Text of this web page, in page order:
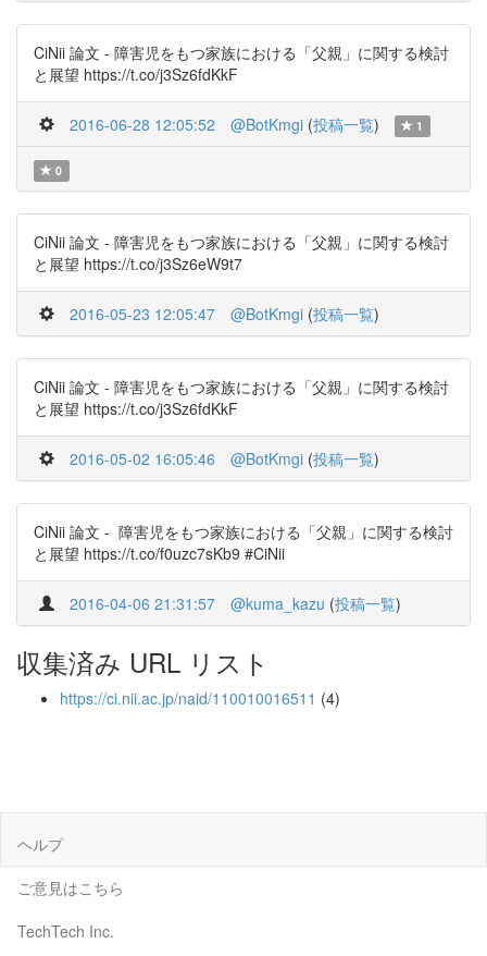
CiNii 論文 - 障害児をもつ家族における「父親」に関する検討
と展望 https://t.co/j3Sz6fdKkF
2016-06-28 12:05:52 @BotKmgi (投稿一覧) 1
0
CiNii 論文 - 障害児をもつ家族における「父親」に関する検討
と展望 https://t.co/j3Sz6eW9t7
2016-05-23 12:05:47 @BotKmgi (投稿一覧)
CiNii 論文 - 障害児をもつ家族における「父親」に関する検討
と展望 https://t.co/j3Sz6fdKkF
2016-05-02 16:05:46 @BotKmgi (投稿一覧)
CiNii 論文 - 障害児をもつ家族における「父親」に関する検討
と展望 https://t.co/f0uzc7sKb9 #CiNii
2016-04-06 21:31:57 @kuma_kazu (投稿一覧)
収集済み URL リスト
https://ci.nii.ac.jp/naid/110010016511 (4)
ヘルプ
ご意見はこちら
TechTech Inc.